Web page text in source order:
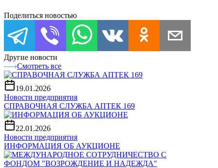
Поделиться новостью
Другие новости
Смотреть все
19.01.2026
Новости предприятия
СПРАВОЧНАЯ СЛУЖБА АПТЕК 169
22.01.2026
Новости предприятия
ИНФОРМАЦИЯ ОБ АУКЦИОНЕ